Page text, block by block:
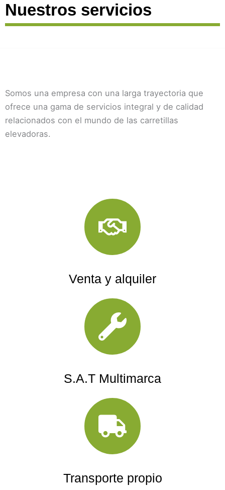
Nuestros servicios
Somos una empresa con una larga trayectoria que
ofrece una gama de servicios integral y de calidad
relacionados con el mundo de las carretillas
elevadoras.
Venta y alquiler
S.A.T Multimarca
Transporte propio